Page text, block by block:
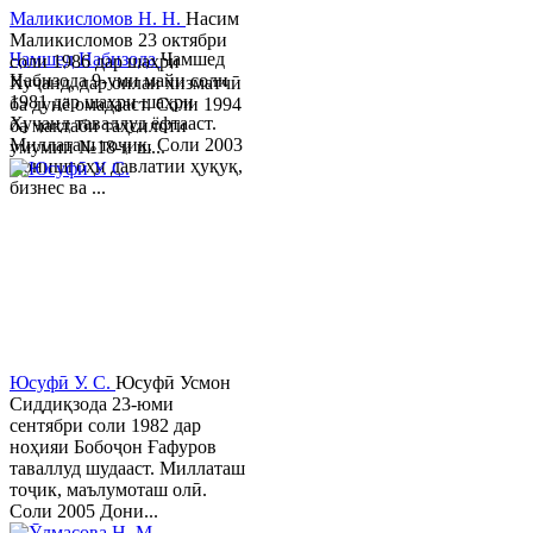
Ҷамшед НабизодаҶамшед
Набизода 9-уми майи соли
1981 дар шаҳри шаҳри
Хуҷанд таваллуд ёфтааст.
Миллаташ тоҷик. Соли 2003
Донишгоҳи давлатии ҳуқуқ,
бизнес ва ...
Маликисломов Н. Н. Насим
Маликисломов 23 октябри
соли 1986 дар шаҳри
Хуҷанд, дар оилаи хизматчӣ
ба дунё омадааст. Соли 1994
ба мактаби таҳсилоти
умумии №18-и ш...
Юсуфӣ У. C. Юсуфӣ Усмон
Сиддиқзода 23-юми
сентябри соли 1982 дар
ноҳияи Бобоҷон Ғафуров
таваллуд шудааст. Миллаташ
тоҷик, маълумоташ олӣ.
Соли 2005 Дони...